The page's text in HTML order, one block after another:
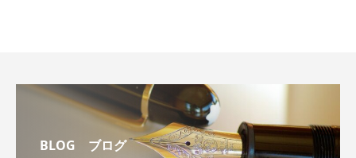
BLOG ブログ